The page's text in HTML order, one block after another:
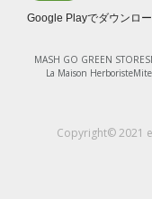
法人会員サービ
Google Playでダウンロ
MASH GO GREEN STORE
La Maison Herboriste
Copyright© 2021